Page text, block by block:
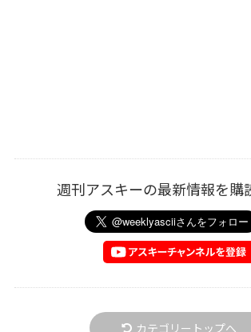
週刊アスキーの最新情報を購
カテゴリートップへ